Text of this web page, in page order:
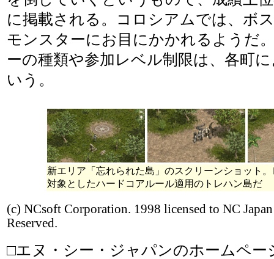
に掲載される。コロシアムでは、ボ
モンスターにお目にかかれるようだ
ーの種類や参加レベル制限は、各町
いう。
新エリア「忘れられた島」のスクリーンショット
対象としたハードコアルール適用のトレハン島だ
(c) NCsoft Corporation. 1998 licensed to NC
Reserved.
□エヌ・シー・ジャパンのホームペー